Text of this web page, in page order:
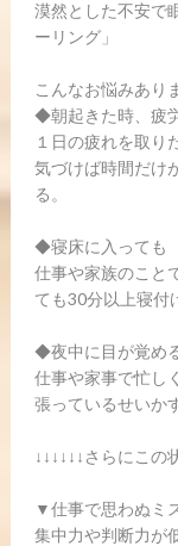
漠然とした不安
ーリング」
こんなお悩みあり
◆朝起きた時、疲
１日の疲れを取り
気づけば時間だけ
る。
◆寝床に入っても
仕事や家族のこと
ても30分以上寝付
◆夜中に目が覚め
仕事や家事で忙し
張っているせいか
↓↓↓↓↓↓さらにこの
▼仕事で思わぬミ
集中力や判断力が